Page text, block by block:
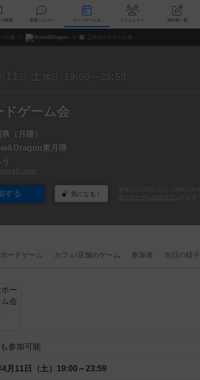
データベース 検索 新着レビュー ボードゲーム会 コミュニティ
ム会 Snow&Dragon 三大ボードゲーム会
月 11 日 土 曜日 19:00～23:59
ドゲーム会
（月隈）
東月隈
する 気になる！
ボドゲーマへのログイン
ボードゲーム カフェ/店舗のゲーム 参加者 当日の様子
も参加可能
月11日（土） 19:00～23:59